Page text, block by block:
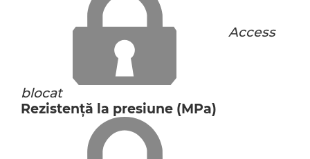
Access
blocat
Rezistență la presiune (MPa)